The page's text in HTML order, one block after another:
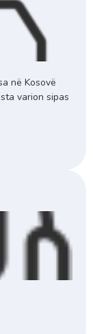
në Kosovë
varion sipas